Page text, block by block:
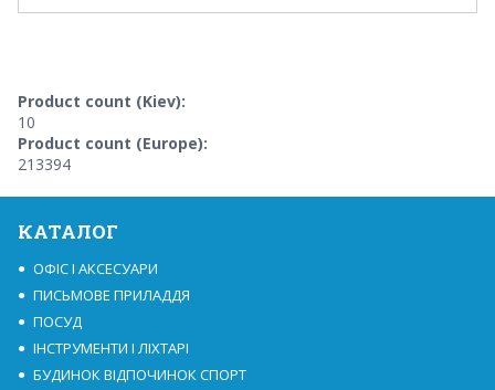
Product count (Kiev):
10
Product count (Europe):
213394
КАТАЛОГ
ОФІС І АКСЕСУАРИ
ПИСЬМОВЕ ПРИЛАДДЯ
ПОСУД
ІНСТРУМЕНТИ І ЛІХТАРІ
БУДИНОК ВІДПОЧИНОК СПОРТ